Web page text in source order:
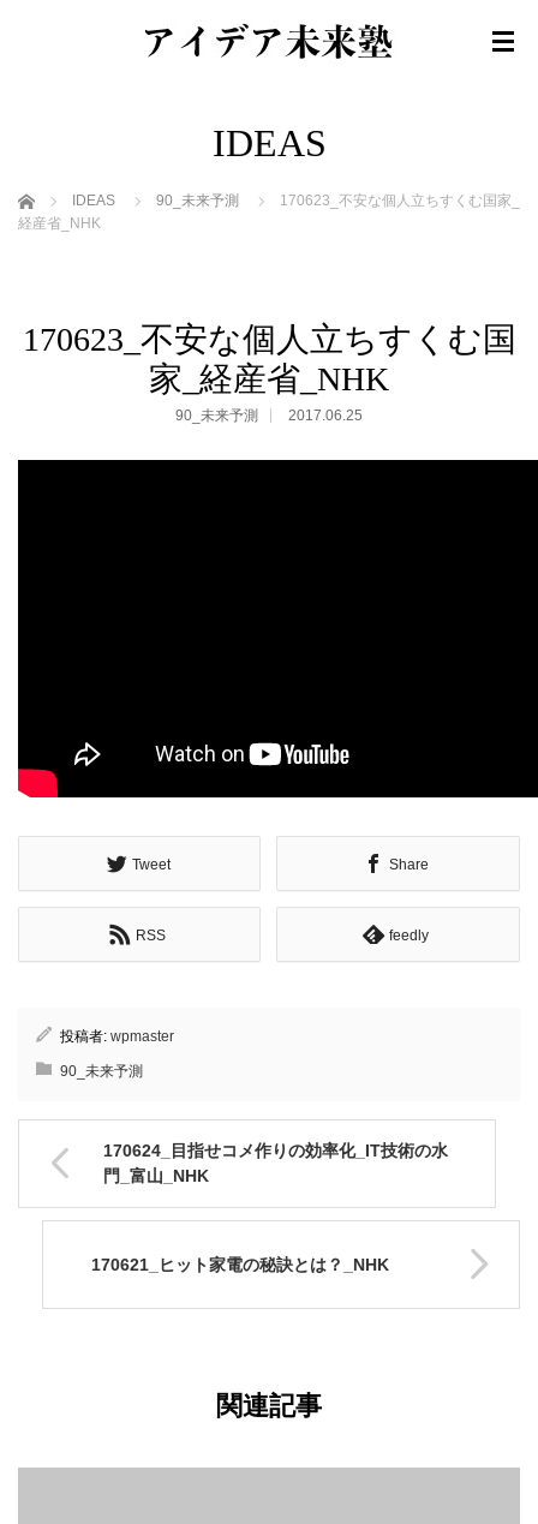
IDEAS
ホーム IDEAS 90_未来予測
170623_不安な個人立ちすくむ国家_
経産省_NHK
170623_不安な個人立ちすくむ国
家_経産省_NHK
90_未来予測 2017.06.25
Tweet Share
RSS feedly
投稿者: wpmaster
90_未来予測
170624_目指せコメ作りの効率化_IT技術の水
門_富山_NHK
170621_ヒット家電の秘訣とは？_NHK
関連記事